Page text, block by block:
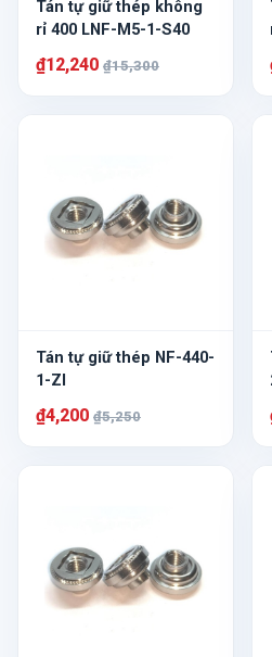
Tán tự giữ thép không
rỉ 400 LNF-M5-1-S40
₫12,240 ₫15,300
Tán tự giữ thép NF-440-
1-ZI
₫4,200 ₫5,250